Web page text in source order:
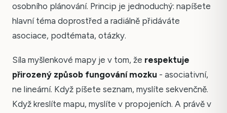
osobního plánování. Princip je jednoduchý: napíšete
hlavní téma doprostřed a radiálně přidáváte
asociace, podtémata, otázky.
Síla myšlenkové mapy je v tom, že respektuje
přirozený způsob fungování mozku - asociativní,
ne lineární. Když píšete seznam, myslíte sekvenčně.
Když kreslíte mapu, myslíte v propojeních. A právě v